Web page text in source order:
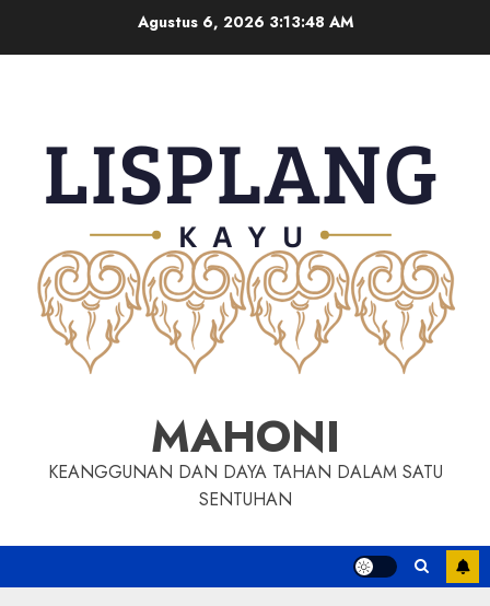
Agustus 6, 2026 3:13:49 AM
MAHONI
KEANGGUNAN DAN DAYA TAHAN DALAM SATU
SENTUHAN